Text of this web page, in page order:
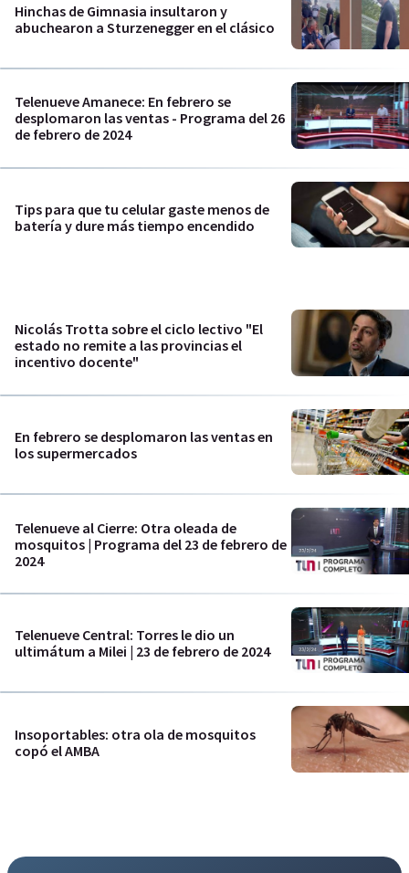
Hinchas de Gimnasia insultaron y
abuchearon a Sturzenegger en el clásico
Telenueve Amanece: En febrero se
desplomaron las ventas - Programa del 26
de febrero de 2024
Tips para que tu celular gaste menos de
batería y dure más tiempo encendido
Nicolás Trotta sobre el ciclo lectivo "El
estado no remite a las provincias el
incentivo docente"
En febrero se desplomaron las ventas en
los supermercados
Telenueve al Cierre: Otra oleada de
mosquitos | Programa del 23 de febrero de
2024
Telenueve Central: Torres le dio un
ultimátum a Milei | 23 de febrero de 2024
Insoportables: otra ola de mosquitos
copó el AMBA